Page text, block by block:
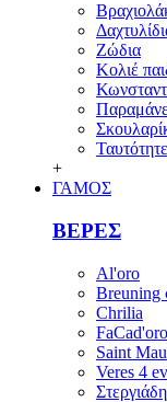
Ζώδια
Κολιέ
+
ΓΑΜΟΣ
ΒΕΡΕΣ
Al'oro
Breuning
Chrilia
FaCad'oro
Saint
Veres 4